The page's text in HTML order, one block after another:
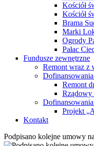
Kościół
Kościół
Brama
Marki
Ogrody
Pałac
Fundusze zewnętrzne
Remont wraz z
Remont
Rządowy
Projekt
Kontakt
Podpisano kolejne umowy